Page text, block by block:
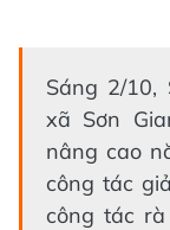
Sáng 2/10,
xã Sơn
nâng cao
công tác
công tác